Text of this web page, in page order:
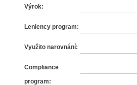
Výrok:
Leniency program:
Využito narovnání:
Compliance
program: